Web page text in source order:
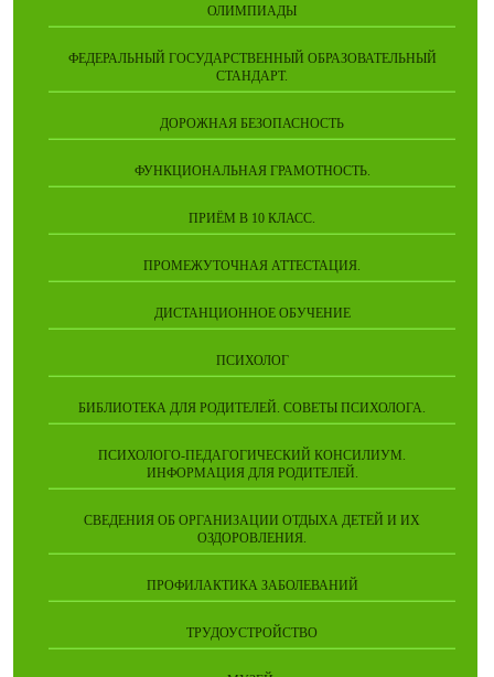
ОЛИМПИАДЫ
ФЕДЕРАЛЬНЫЙ ГОСУДАРСТВЕННЫЙ ОБРАЗОВАТЕЛЬНЫЙ
СТАНДАРТ.
ДОРОЖНАЯ БЕЗОПАСНОСТЬ
ФУНКЦИОНАЛЬНАЯ ГРАМОТНОСТЬ.
ПРИЁМ В 10 КЛАСС.
ПРОМЕЖУТОЧНАЯ АТТЕСТАЦИЯ.
ДИСТАНЦИОННОЕ ОБУЧЕНИЕ
ПСИХОЛОГ
БИБЛИОТЕКА ДЛЯ РОДИТЕЛЕЙ. СОВЕТЫ ПСИХОЛОГА.
ПСИХОЛОГО-ПЕДАГОГИЧЕСКИЙ КОНСИЛИУМ.
ИНФОРМАЦИЯ ДЛЯ РОДИТЕЛЕЙ.
СВЕДЕНИЯ ОБ ОРГАНИЗАЦИИ ОТДЫХА ДЕТЕЙ И ИХ
ОЗДОРОВЛЕНИЯ.
ПРОФИЛАКТИКА ЗАБОЛЕВАНИЙ
ТРУДОУСТРОЙСТВО